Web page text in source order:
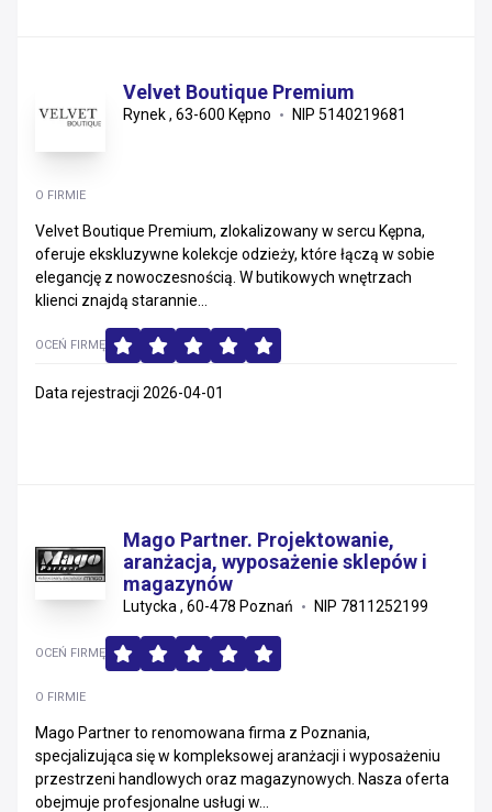
Velvet Boutique Premium
Rynek , 63-600 Kępno NIP 5140219681
O FIRMIE
Velvet Boutique Premium, zlokalizowany w sercu Kępna,
oferuje ekskluzywne kolekcje odzieży, które łączą w sobie
elegancję z nowoczesnością. W butikowych wnętrzach
klienci znajdą starannie...
OCEŃ FIRMĘ
Data rejestracji 2026-04-01
Mago Partner. Projektowanie,
aranżacja, wyposażenie sklepów i
magazynów
Lutycka , 60-478 Poznań NIP 7811252199
O FIRMIE
Mago Partner to renomowana firma z Poznania,
specjalizująca się w kompleksowej aranżacji i wyposażeniu
przestrzeni handlowych oraz magazynowych. Nasza oferta
obejmuje profesjonalne usługi w...
OCEŃ FIRMĘ